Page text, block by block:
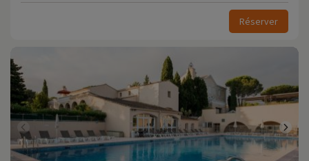
Réserver